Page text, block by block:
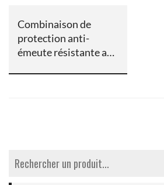
Combinaison de
protection anti-
émeute résistante aux